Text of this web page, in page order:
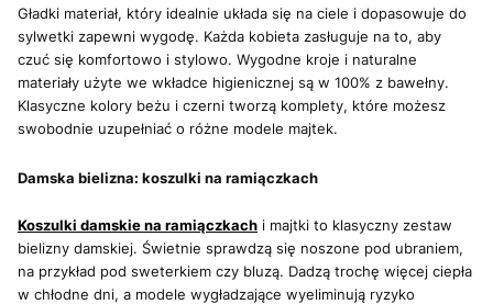
Gładki materiał, który idealnie układa się na ciele i dopasowuje do
sylwetki zapewni wygodę. Każda kobieta zasługuje na to, aby
czuć się komfortowo i stylowo. Wygodne kroje i naturalne
materiały użyte we wkładce higienicznej są w 100% z bawełny.
Klasyczne kolory beżu i czerni tworzą komplety, które możesz
swobodnie uzupełniać o różne modele majtek.
Damska bielizna: koszulki na ramiączkach
Koszulki damskie na ramiączkach i majtki to klasyczny zestaw
bielizny damskiej. Świetnie sprawdzą się noszone pod ubraniem,
na przykład pod sweterkiem czy bluzą. Dadzą trochę więcej ciepła
w chłodne dni, a modele wygładzające wyeliminują ryzyko